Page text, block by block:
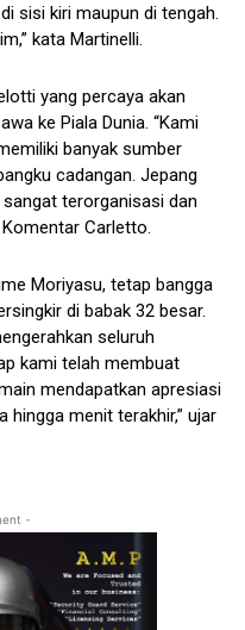
sisi kiri maupun di tengah.
kata Martinelli.
yang percaya akan
ke Piala Dunia. “Kami
banyak sumber
cadangan. Jepang
terorganisasi dan
Carletto.
Moriyasu, tetap bangga
di babak 32 besar.
seluruh
kami telah membuat
mendapatkan apresiasi
hingga menit terakhir,” ujar
-